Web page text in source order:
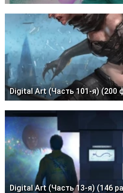
Digital Art (Часть 101-я) (200
Digital Art (Часть 13-я) (146